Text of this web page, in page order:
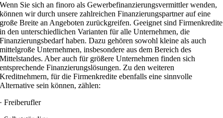
Wenn Sie sich an finoro als Gewerbefinanzierungsvermittler wenden,
können wir durch unsere zahlreichen Finanzierungspartner auf eine
große Breite an Angeboten zurückgreifen. Geeignet sind Firmenkredite
in den unterschiedlichen Varianten für alle Unternehmen, die
Finanzierungsbedarf haben. Dazu gehören sowohl kleine als auch
mittelgroße Unternehmen, insbesondere aus dem Bereich des
Mittelstandes. Aber auch für größere Unternehmen finden sich
entsprechende Finanzierungslösungen. Zu den weiteren
Kreditnehmern, für die Firmenkredite ebenfalls eine sinnvolle
Alternative sein können, zählen:
· Freiberufler